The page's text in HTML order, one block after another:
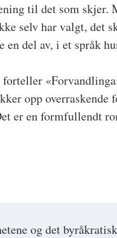
og det
til det som skjer.
selv har valgt, det
del av, i et språk
opp
er en formfullendt